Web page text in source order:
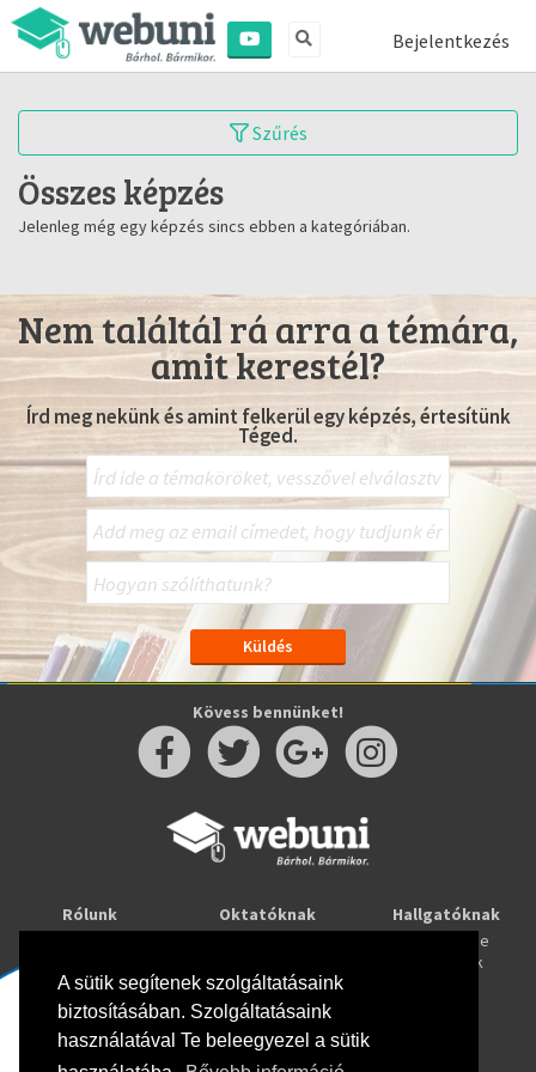
A sütik segítenek szolgáltatásaink
biztosításában. Szolgáltatásaink
használatával Te beleegyezel a sütik
Bejelentkezés
Szűrés
Összes képzés
Jelenleg még egy képzés sincs ebben a kategóriában.
Nem találtál rá arra a témára,
amit kerestél?
Írd meg nekünk és amint felkerül egy képzés, értesítünk
Téged.
Kövess bennünket!
Rólunk
Oktatóknak
Webuni Stúdió
Hallgatóknak
Tanulj online
Képzések
Info
Adatkezelési tájékoztató
ÁSZF